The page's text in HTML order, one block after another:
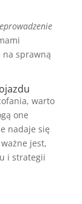
na sprawną
warto
one
nadaje się
jest,
i strategii